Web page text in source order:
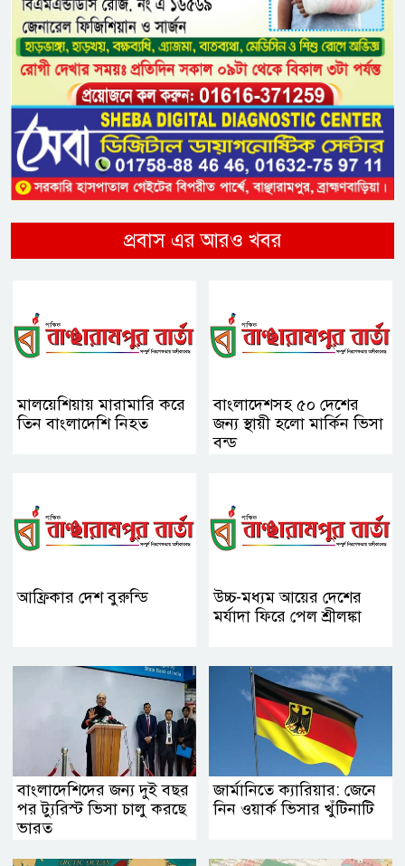
প্রবাস এর আরও খবর
মালয়েশিয়ায় মারামারি করে
তিন বাংলাদেশি নিহত
বাংলাদেশসহ ৫০ দেশের
জন্য স্থায়ী হলো মার্কিন ভিসা
বন্ড
আফ্রিকার দেশ বুরুন্ডি
উচ্চ-মধ্যম আয়ের দেশের
মর্যাদা ফিরে পেল শ্রীলঙ্কা
বাংলাদেশিদের জন্য দুই বছর
পর ট্যুরিস্ট ভিসা চালু করছে
ভারত
জার্মানিতে ক্যারিয়ার: জেনে
নিন ওয়ার্ক ভিসার খুঁটিনাটি